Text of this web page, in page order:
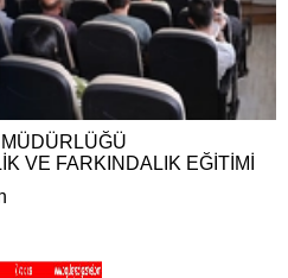
VE FARKINDALIK EĞİTİMİ